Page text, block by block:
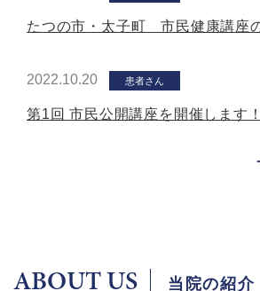
たつの市・太子町 市民健康講座
2022.10.20 患者さん
第1回 市民公開講座を開催します！
ABOUT US 当院の紹介